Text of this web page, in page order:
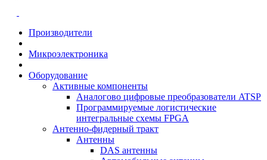
Производители
Микроэлектроника
Оборудование
Активные компоненты
Аналогово цифровые преобразователи ATSP
Программируемые логистические
интегральные схемы FPGA
Антенно-фидерный тракт
Антенны
DAS антенны